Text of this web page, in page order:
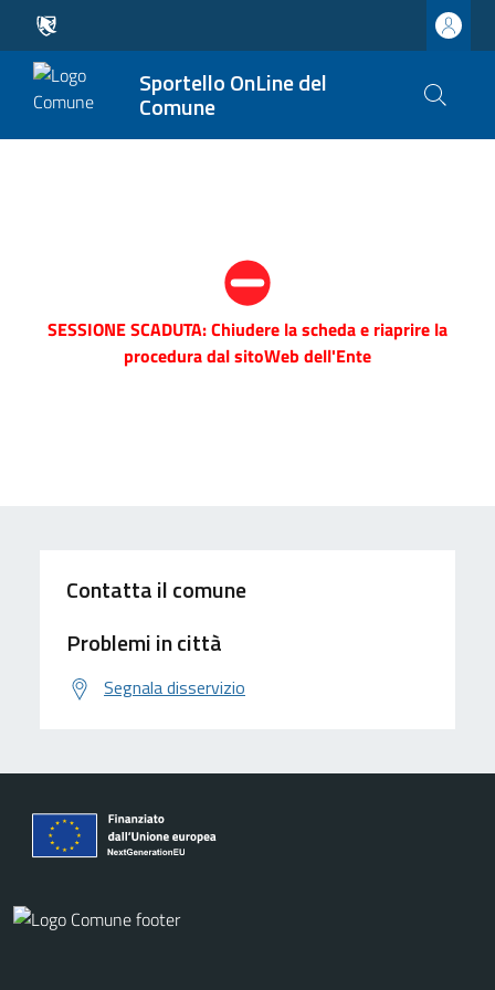
Sportello OnLine del
Comune
SESSIONE SCADUTA: Chiudere la scheda e riaprire la
procedura dal sitoWeb dell'Ente
Contatta il comune
Problemi in città
Segnala disservizio